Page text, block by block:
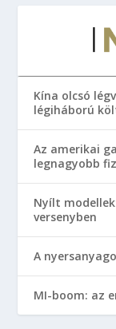
Kína olcsó
légiháború
Az amerikai
legnagyobb
Nyílt
versenyben
A
MI-boom: az